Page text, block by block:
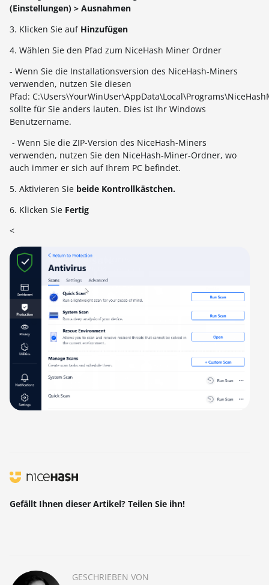
(Einstellungen) > Ausnahmen
3. Klicken Sie auf Hinzufügen
4. Wählen Sie den Pfad zum NiceHash Miner Ordner
- Wenn Sie die Installationsversion des NiceHash-Miners
verwenden, nutzen Sie diesen
Pfad:
sollte für Sie anders lauten. Dies ist Ihr Windows
Benutzername.
- Wenn Sie die ZIP-Version des NiceHash-Miners
verwenden, nutzen Sie den NiceHash-Miner-Ordner, wo
auch immer er sich auf Ihrem PC befindet.
5. Aktivieren Sie beide Kontrollkästchen.
6. Klicken Sie Fertig
<
Gefällt Ihnen dieser Artikel? Teilen Sie ihn!
GESCHRIEBEN VON